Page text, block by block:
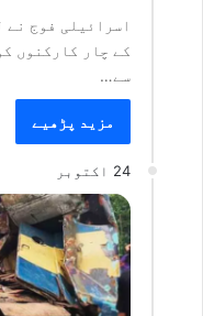
اسرائیلی فوج نے
کے چار کارکنوں
سے…
مزید پڑھیے
24 اکتوبر